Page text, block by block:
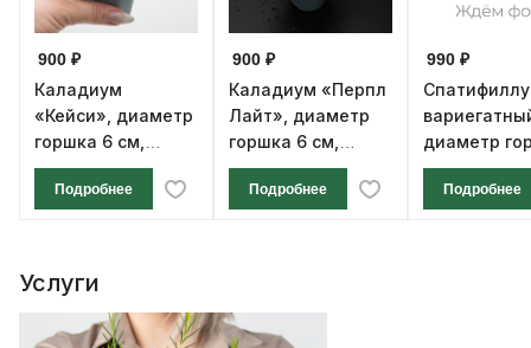
900 ₽
Каладиум
«Кейси», диаметр
горшка 6 см,
высота 12 см
Подробнее
900 ₽
Каладиум «Перпл
Лайт», диаметр
горшка 6 см,
высота 12 см
Подробнее
990 ₽
диаметр
см, высота
Подробнее
Услуги